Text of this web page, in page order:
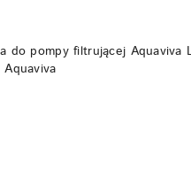
do pompy filtrującej Aquaviva